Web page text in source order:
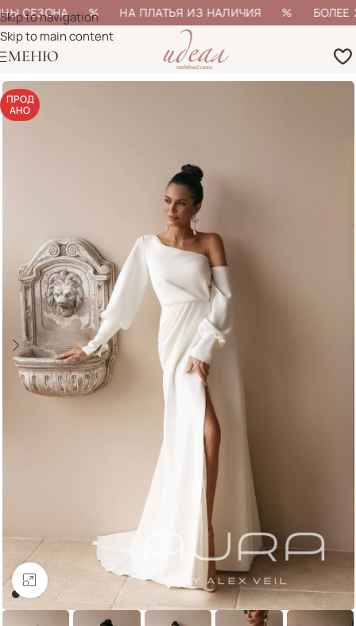
СЕЗОНА % НА ПЛАТЬЯ ИЗ НАЛИЧИЯ % БОЛЕЕ
Skip to navigation
Skip to main content
МЕНЮ
ПРОД
АНО
Увеличить